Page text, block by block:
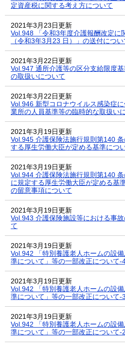
定資産税に関する考え方について
2021年3月23日更新
Vol.948 「令和3年度介護報酬改定に
（令和3年3月23 日）」の送付につい
2021年3月22日更新
Vol.947 通所介護等の区分支給限度
の取扱いについて
2021年3月22日更新
Vol.946 新型コロナウイルス感染症
業所の人員基準等の臨時的な取扱い
2021年3月19日更新
Vol.945 介護保険法施行規則第140
する厚生労働大臣が定める基準につ
2021年3月19日更新
Vol.944 介護保険法施行規則第140
に規定する厚生労働大臣が定める基
の留意事項について
2021年3月19日更新
Vol.943 介護保険施設等における事
て
2021年3月19日更新
Vol.942 「特別養護老人ホームの設
準について」等の一部改正について-
2021年3月19日更新
Vol.942 「特別養護老人ホームの設
準について」等の一部改正について-
2021年3月19日更新
Vol.942 「特別養護老人ホームの設
準について」等の一部改正について-